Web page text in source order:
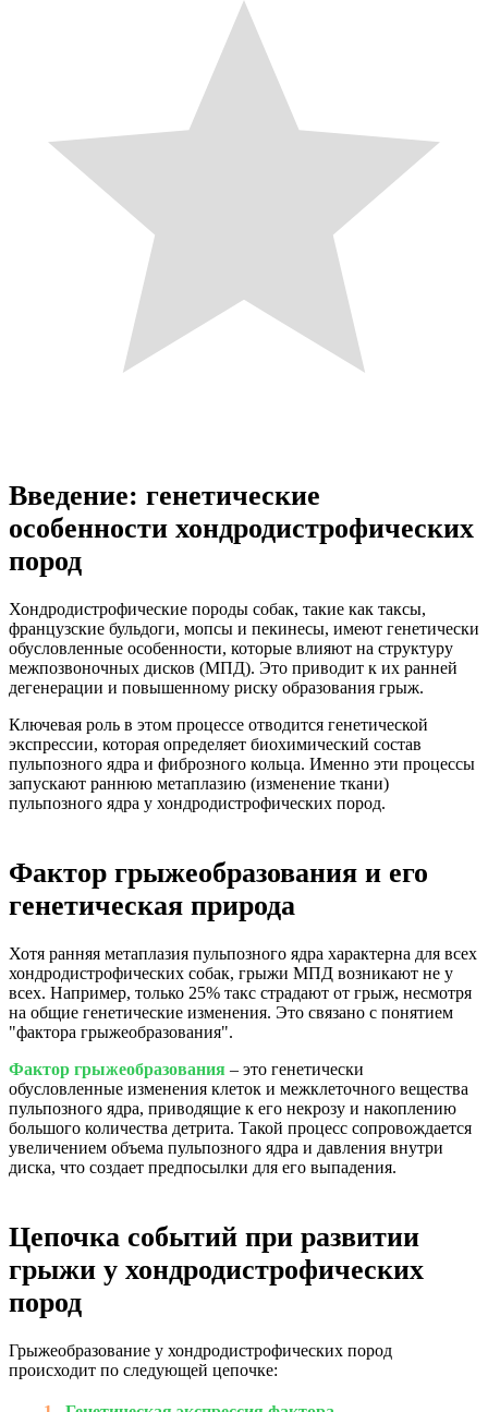
Введение: генетические
особенности хондродистрофических
пород
Хондродистрофические породы собак, такие как таксы,
французские бульдоги, мопсы и пекинесы, имеют генетически
обусловленные особенности, которые влияют на структуру
межпозвоночных дисков (МПД). Это приводит к их ранней
дегенерации и повышенному риску образования грыж.
Ключевая роль в этом процессе отводится генетической
экспрессии, которая определяет биохимический состав
пульпозного ядра и фиброзного кольца. Именно эти процессы
запускают раннюю метаплазию (изменение ткани)
пульпозного ядра у хондродистрофических пород.
Фактор грыжеобразования и его
генетическая природа
Хотя ранняя метаплазия пульпозного ядра характерна для всех
хондродистрофических собак, грыжи МПД возникают не у
всех. Например, только 25% такс страдают от грыж, несмотря
на общие генетические изменения. Это связано с понятием
"фактора грыжеобразования".
Фактор грыжеобразования – это генетически
обусловленные изменения клеток и межклеточного вещества
пульпозного ядра, приводящие к его некрозу и накоплению
большого количества детрита. Такой процесс сопровождается
увеличением объема пульпозного ядра и давления внутри
диска, что создает предпосылки для его выпадения.
Цепочка событий при развитии
грыжи у хондродистрофических
пород
Грыжеобразование у хондродистрофических пород
происходит по следующей цепочке: